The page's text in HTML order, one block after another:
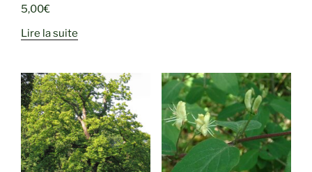
5,00€
Lire la suite